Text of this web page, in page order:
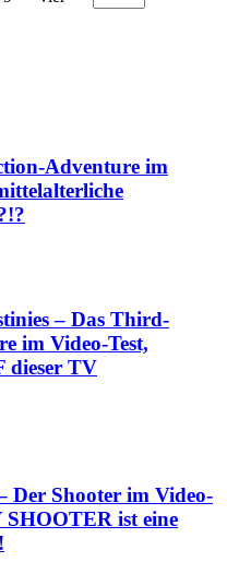
Adventure im
– Das Third-
im Video-Test,
dieser TV
Der Shooter im Video-
SHOOTER ist eine